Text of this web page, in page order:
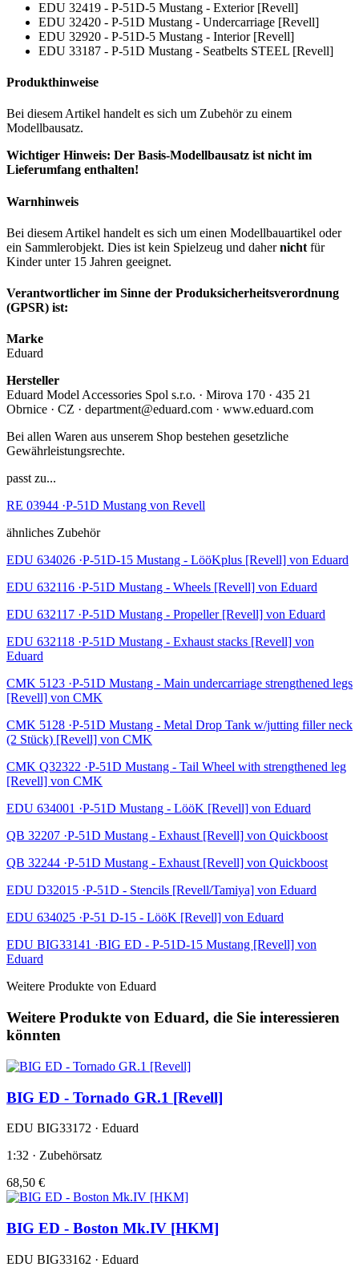
EDU 32419 - P-51D-5 Mustang - Exterior [Revell]
EDU 32420 - P-51D Mustang - Undercarriage [Revell]
EDU 32920 - P-51D-5 Mustang - Interior [Revell]
EDU 33187 - P-51D Mustang - Seatbelts STEEL [Revell]
Produkthinweise
Bei diesem Artikel handelt es sich um Zubehör zu einem
Modellbausatz.
Wichtiger Hinweis: Der Basis-Modellbausatz ist nicht im
Lieferumfang enthalten!
Warnhinweis
Bei diesem Artikel handelt es sich um einen Modellbauartikel oder
ein Sammlerobjekt. Dies ist kein Spielzeug und dahernicht für
Kinder unter 15 Jahren geeignet.
Verantwortlicher im Sinne der Produksicherheitsverordnung
(GPSR) ist:
Marke
Eduard
Hersteller
Eduard Model Accessories Spol s.r.o. · Mirova 170 · 435 21
Obrnice · CZ · department@eduard.com · www.eduard.com
Bei allen Waren aus unserem Shop bestehen gesetzliche
Gewährleistungsrechte.
passt zu...
RE 03944 ·P-51D Mustang von Revell
ähnliches Zubehör
EDU 634026 ·P-51D-15 Mustang - LööKplus [Revell] von Eduard
EDU 632116 ·P-51D Mustang - Wheels [Revell] von Eduard
EDU 632117 ·P-51D Mustang - Propeller [Revell] von Eduard
EDU 632118 ·P-51D Mustang - Exhaust stacks [Revell] von
Eduard
CMK 5123 ·P-51D Mustang - Main undercarriage strengthened legs
[Revell] von CMK
CMK 5128 ·P-51D Mustang - Metal Drop Tank w/jutting filler neck
(2 Stück) [Revell] von CMK
CMK Q32322 ·P-51D Mustang - Tail Wheel with strengthened leg
[Revell] von CMK
EDU 634001 ·P-51D Mustang - LööK [Revell] von Eduard
QB 32207 ·P-51D Mustang - Exhaust [Revell] von Quickboost
QB 32244 ·P-51D Mustang - Exhaust [Revell] von Quickboost
EDU D32015 ·P-51D - Stencils [Revell/Tamiya] von Eduard
EDU 634025 ·P-51 D-15 - LööK [Revell] von Eduard
EDU BIG33141 ·BIG ED - P-51D-15 Mustang [Revell] von
Eduard
Weitere Produkte von Eduard
Weitere Produkte von Eduard, die Sie interessieren
könnten
BIG ED - Tornado GR.1 [Revell]
EDU BIG33172 · Eduard
1:32 · Zubehörsatz
68,50 €
BIG ED - Boston Mk.IV [HKM]
EDU BIG33162 · Eduard